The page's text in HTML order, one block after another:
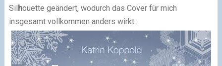
Silhouette geändert, wodurch das Cover für mich
insgesamt vollkommen anders wirkt: